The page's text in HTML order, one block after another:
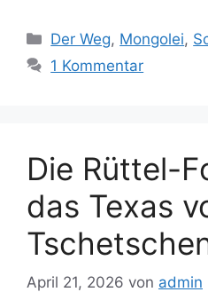
Kategorien
Der Weg, Mongolei,
1 Kommentar
Die Rüttel-
das Texas
April 21, 2026 von admin